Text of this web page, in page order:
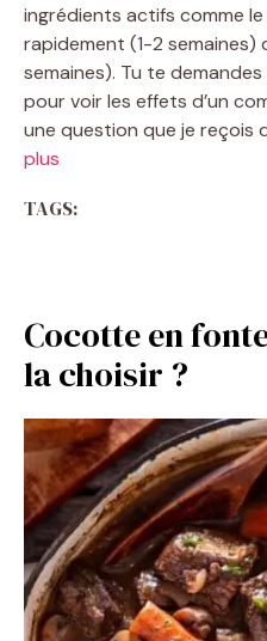
ingrédients actifs comme
rapidement (1-2
semaines). Tu te
pour voir les effets d’un
une question que je reçois
plus
TAGS:
Cocotte en
la choisir ?